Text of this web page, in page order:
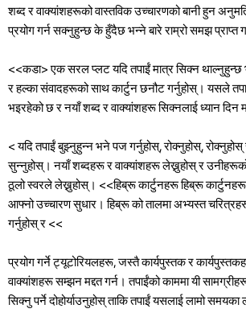
शब्द र वाक्यांशहरूको वास्तविक उच्चारणको बानी हुन
प्रयोग गर्न सक्नुहुन्छ के हुँदैछ भन्ने बारे राम्रो समझ प्राप्त
<<कडा> एक सरल प्लटयदि तपाईं मात्र सिक्न
र हल्का संवादहरूको साथ कार्टुन छनौट गर्नुहोस्। यसले
भइरहेको छ र नयाँ शब्द र वाक्यांशहरू सिक्नलाई ध्यान दिन
<यदि तपाईं बुझ्नुहुन्न भने पज गर्नुहोस्, रोक्नुहोस्,
सुन्नुहोस्। नयाँ शब्दहरू र वाक्यांशहरू लेख्नुहोस् र
ठूलो स्वरले लेख्नुहोस्। <<हिब्रू कार्टुनहरू हिब्रू
आफ्नो उच्चारण सुधार। हिब्रू को तालमा अभ्यस्त चरित्रहरू
गर्नुहोस् र <<
प्रयोग गर्ने ट्यूटोरियलहरू, जस्तै कार्यपुस्तक र
वाक्यांशहरू सम्झन मद्दत गर्न। तपाईंको काममा यी
सिक्नु पर्ने दोहोर्याउनुहोस् ताकि तपाईं यसलाई लामो